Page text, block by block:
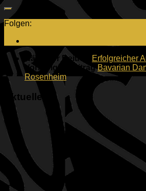
Folgen:
Nächster Beitrag
Erfolgreicher
Vorheriger BeitragBavarian
Rosenheim
Aktuelles